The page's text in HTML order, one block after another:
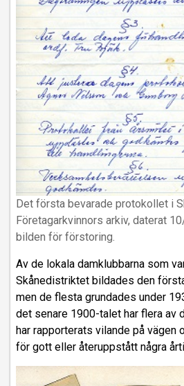
Det första bevarade protokollet i
Företagarkvinnors arkiv, daterat
bilden för förstoring.
Av de lokala damklubbarna som
Skånedistriktet bildades den
men de flesta grundades under
det senare 1900-talet har flera av
har rapporterats vilande på vägen
för gott eller återuppstått några